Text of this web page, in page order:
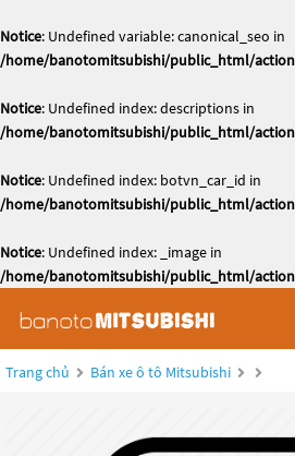
Notice: Undefined variable: canonical_seo in
/home/banotomitsubishi/public_html/
Notice: Undefined index: descriptions in
/home/banotomitsubishi/public_html/
Notice: Undefined index: botvn_car_id in
/home/banotomitsubishi/public_html/
Notice: Undefined index: _image in
/home/banotomitsubishi/public_html/
Trang chủ Bán xe ô tô Mitsubishi